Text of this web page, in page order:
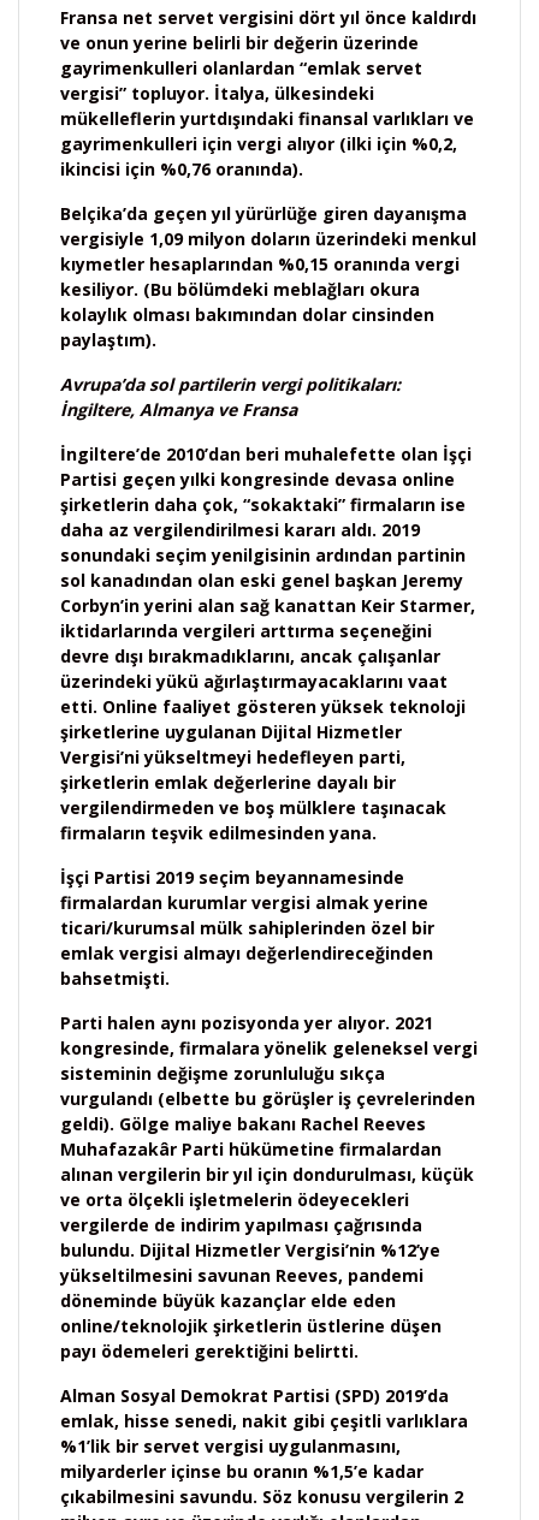
Fransa net servet vergisini dört yıl önce kaldırdı
ve onun yerine belirli bir değerin üzerinde
gayrimenkulleri olanlardan “emlak servet
vergisi” topluyor. İtalya, ülkesindeki
mükelleflerin yurtdışındaki finansal varlıkları ve
gayrimenkulleri için vergi alıyor (ilki için %0,2,
ikincisi için %0,76 oranında).
Belçika’da geçen yıl yürürlüğe giren dayanışma
vergisiyle 1,09 milyon doların üzerindeki menkul
kıymetler hesaplarından %0,15 oranında vergi
kesiliyor. (Bu bölümdeki meblağları okura
kolaylık olması bakımından dolar cinsinden
paylaştım).
Avrupa’da sol partilerin vergi politikaları:
İngiltere, Almanya ve Fransa
İngiltere’de 2010’dan beri muhalefette olan İşçi
Partisi geçen yılki kongresinde devasa online
şirketlerin daha çok, “sokaktaki” firmaların ise
daha az vergilendirilmesi kararı aldı. 2019
sonundaki seçim yenilgisinin ardından partinin
sol kanadından olan eski genel başkan Jeremy
Corbyn’in yerini alan sağ kanattan Keir Starmer,
iktidarlarında vergileri arttırma seçeneğini
devre dışı bırakmadıklarını, ancak çalışanlar
üzerindeki yükü ağırlaştırmayacaklarını vaat
etti. Online faaliyet gösteren yüksek teknoloji
şirketlerine uygulanan Dijital Hizmetler
Vergisi’ni yükseltmeyi hedefleyen parti,
şirketlerin emlak değerlerine dayalı bir
vergilendirmeden ve boş mülklere taşınacak
firmaların teşvik edilmesinden yana.
İşçi Partisi 2019 seçim beyannamesinde
firmalardan kurumlar vergisi almak yerine
ticari/kurumsal mülk sahiplerinden özel bir
emlak vergisi almayı değerlendireceğinden
bahsetmişti.
Parti halen aynı pozisyonda yer alıyor. 2021
kongresinde, firmalara yönelik geleneksel vergi
sisteminin değişme zorunluluğu sıkça
vurgulandı (elbette bu görüşler iş çevrelerinden
geldi). Gölge maliye bakanı Rachel Reeves
Muhafazakâr Parti hükümetine firmalardan
alınan vergilerin bir yıl için dondurulması, küçük
ve orta ölçekli işletmelerin ödeyecekleri
vergilerde de indirim yapılması çağrısında
bulundu. Dijital Hizmetler Vergisi’nin %12’ye
yükseltilmesini savunan Reeves, pandemi
döneminde büyük kazançlar elde eden
online/teknolojik şirketlerin üstlerine düşen
payı ödemeleri gerektiğini belirtti.
Alman Sosyal Demokrat Partisi (SPD) 2019’da
emlak, hisse senedi, nakit gibi çeşitli varlıklara
%1’lik bir servet vergisi uygulanmasını,
milyarderler içinse bu oranın %1,5’e kadar
çıkabilmesini savundu. Söz konusu vergilerin 2